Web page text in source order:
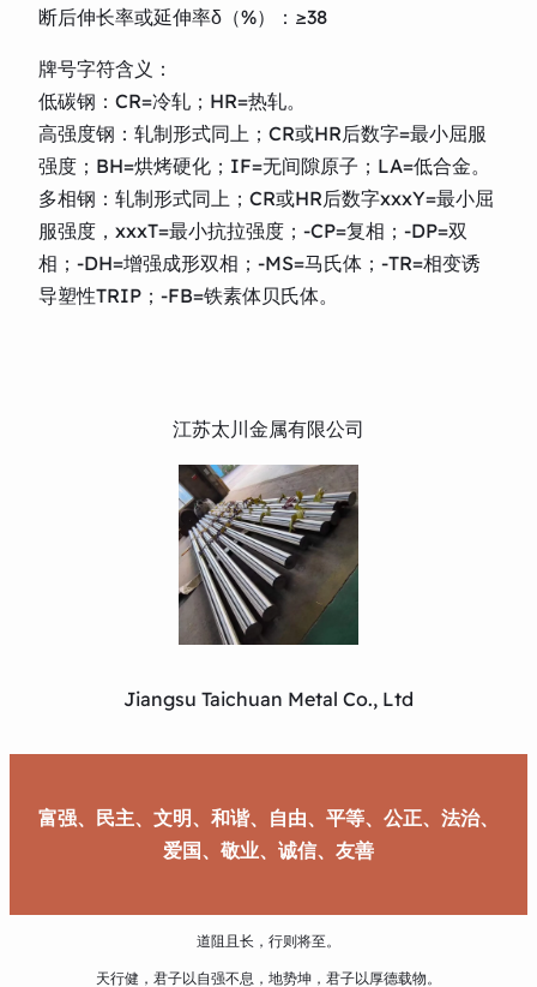
断后伸长率或延伸率δ（%）：≥38
牌号字符含义：
低碳钢：CR=冷轧；HR=热轧。
高强度钢：轧制形式同上；CR或HR后数字=最小屈服
强度；BH=烘烤硬化；IF=无间隙原子；LA=低合金。
多相钢：轧制形式同上；CR或HR后数字xxxY=最小屈
服强度，xxxT=最小抗拉强度；-CP=复相；-DP=双
相；-DH=增强成形双相；-MS=马氏体；-TR=相变诱
导塑性TRIP；-FB=铁素体贝氏体。
江苏太川金属有限公司
Jiangsu Taichuan Metal Co., Ltd
富强、民主、文明、和谐、自由、平等、公正、法治、
爱国、敬业、诚信、友善
道阻且长，行则将至。
天行健，君子以自强不息，地势坤，君子以厚德载物。